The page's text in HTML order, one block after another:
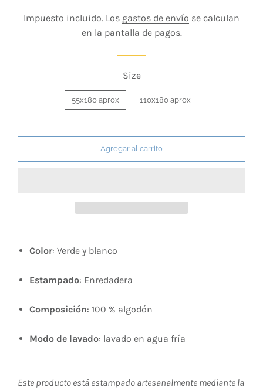
venta
Impuesto incluido. Los gastos de envío se calculan
en la pantalla de pagos.
Size
55x180 aprox 110x180 aprox
Agregar al carrito
Color: Verde y blanco
Estampado: Enredadera
Composición: 100 % algodón
Modo de lavado: lavado en agua fría
Este producto está estampado artesanalmente mediante la